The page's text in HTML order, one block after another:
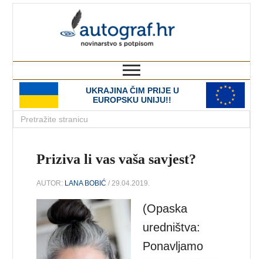
UKRAJINA ČIM PRIJE U
EUROPSKU UNIJU!!
Priziva li vas vaša savjest?
AUTOR: LANA BOBIĆ / 29.04.2019.
(Opaska
uredništva:
Ponavljamo